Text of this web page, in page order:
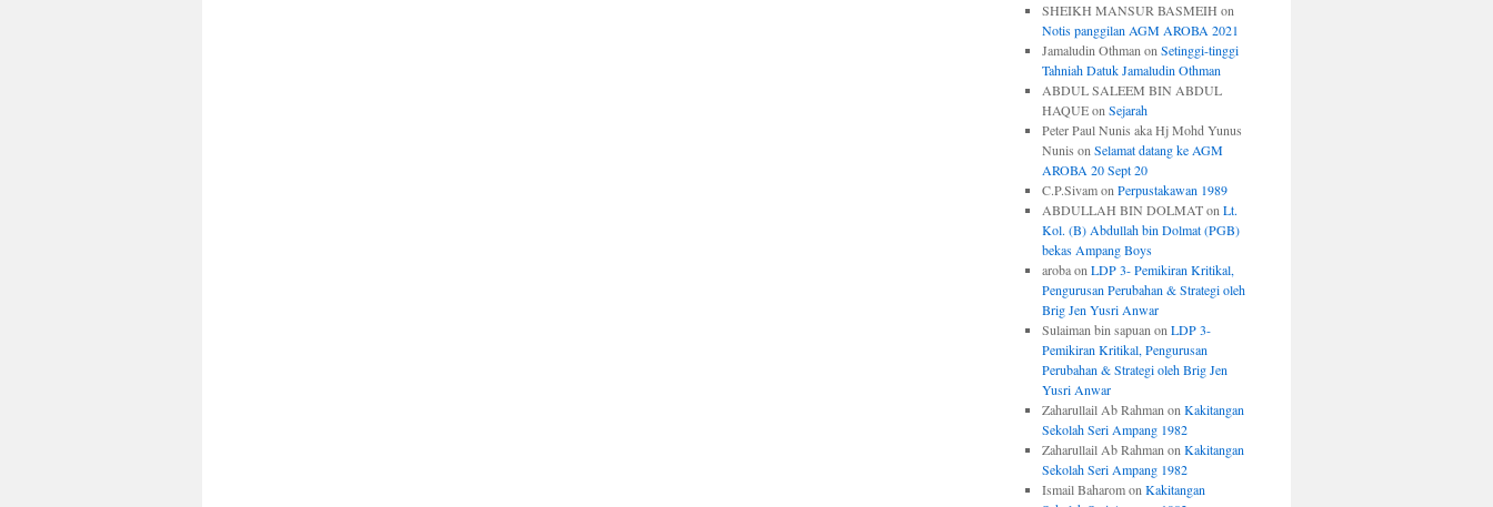
SHEIKH MANSUR BASMEIH on
Notis panggilan AGM AROBA 2021
Jamaludin Othman on Setinggi-tinggi
Tahniah Datuk Jamaludin Othman
ABDUL SALEEM BIN ABDUL
HAQUEon Sejarah
Peter Paul Nunis aka Hj Mohd Yunus
Nunis on Selamat datang ke AGM
AROBA 20 Sept 20
C.P.Sivamon Perpustakawan 1989
ABDULLAH BIN DOLMATon Lt.
Kol. (B) Abdullah bin Dolmat (PGB)
bekas Ampang Boys
arobaon LDP 3- Pemikiran Kritikal,
Pengurusan Perubahan & Strategi oleh
Brig Jen Yusri Anwar
Sulaiman bin sapuan on LDP 3-
Pemikiran Kritikal, Pengurusan
Perubahan & Strategi oleh Brig Jen
Yusri Anwar
Zaharullail Ab Rahman on Kakitangan
Sekolah Seri Ampang 1982
Zaharullail Ab Rahman on Kakitangan
Sekolah Seri Ampang 1982
Ismail Baharomon Kakitangan